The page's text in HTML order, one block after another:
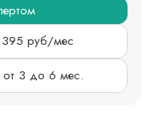
руб/мес
от 3 до 6 мес.